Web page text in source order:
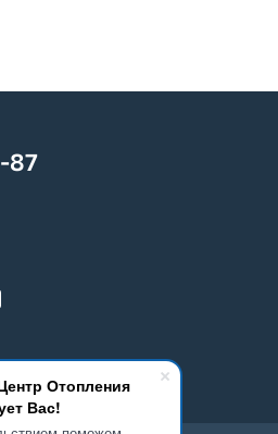
87
Отопления
Вас!